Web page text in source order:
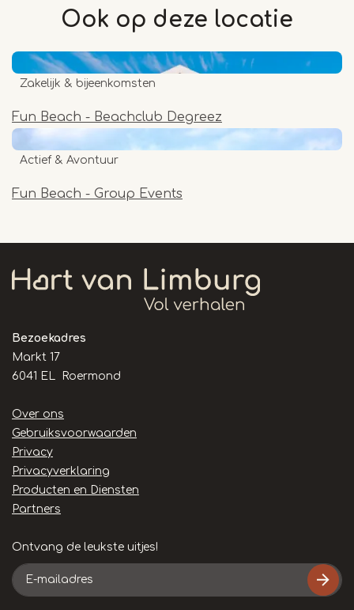
Ook op deze locatie
Fun Beach - Beachclub Degreez
Zakelijk & bijeenkomsten
Fun Beach - Group Events
Actief & Avontuur
Bezoekadres
Markt 17
6041 EL Roermond
Handige
links
Over ons
Gebruiksvoorwaarden
Privacy
Privacyverklaring
Producten en Diensten
Partners
Ontvang de leukste uitjes!
E-
mailadres